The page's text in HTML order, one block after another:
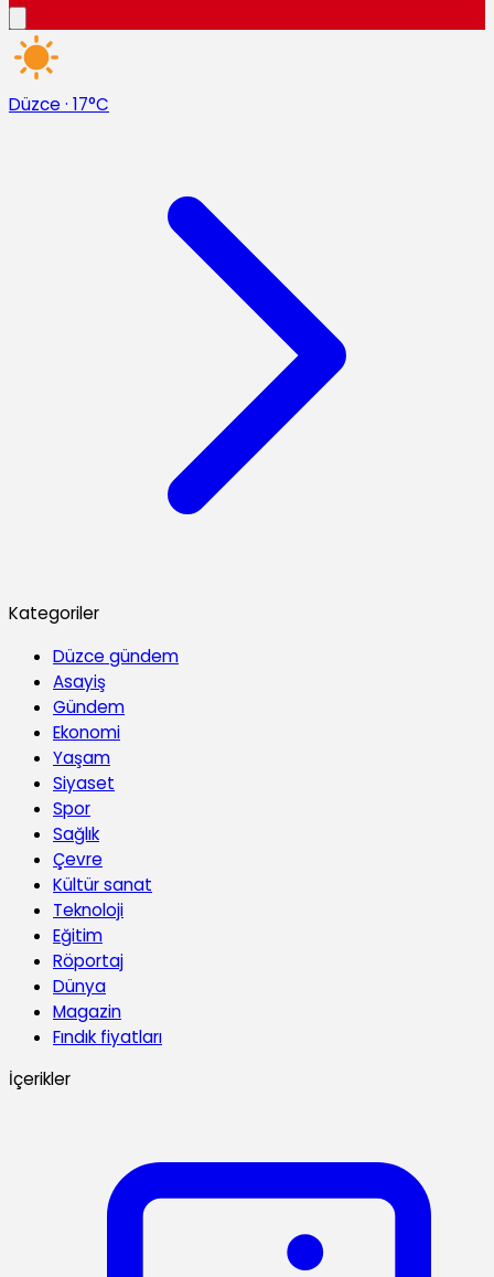
Düzce · 17°C
Kategoriler
Düzce gündem
Asayiş
Gündem
Ekonomi
Yaşam
Siyaset
Spor
Sağlık
Çevre
Kültür sanat
Teknoloji
Eğitim
Röportaj
Dünya
Magazin
Fındık fiyatları
İçerikler